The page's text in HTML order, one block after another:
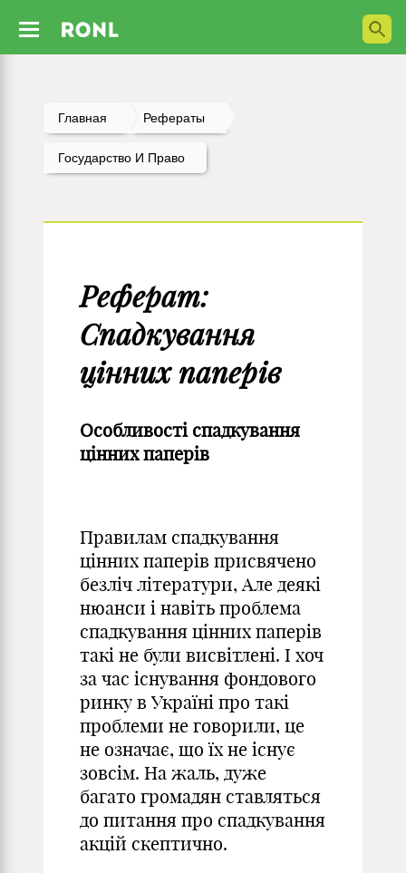
Главная Рефераты
Государство И Право
Реферат:
Спадкування
цінних паперів
Особливості спадкування
цінних паперів
Правилам спадкування
цінних паперів присвячено
безліч літератури, Але деякі
нюанси і навіть проблема
спадкування цінних паперів
такі не були висвітлені. І хоч
за час існування фондового
ринку в Україні про такі
проблеми не говорили, це
не означає, що їх не існує
зовсім. На жаль, дуже
багато громадян ставляться
до питання про спадкування
акцій скептично.